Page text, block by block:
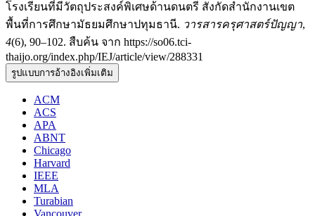
โรงเรียนที่มีวัตถุประสงค์พิเศษด้านดนตรี สังกัดสำนักงานเขต
พื้นที่การศึกษามัธยมศึกษาปทุมธานี. วารสารครุศาสตร์ปัญญา,
4(6), 90–102. สืบค้น จาก https://so06.tci-
thaijo.org/index.php/IEJ/article/view/288331
รูปแบบการอ้างอิงเพิ่มเติม
ACM
ACS
APA
ABNT
Chicago
Harvard
IEEE
MLA
Turabian